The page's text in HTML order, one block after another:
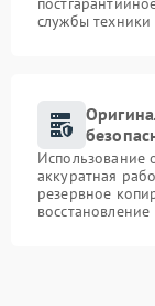
службы техники
Использование
аккуратная
резервное